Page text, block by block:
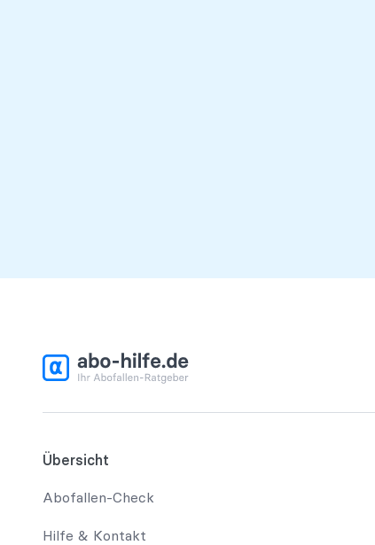
Übersicht
Abofallen-Check
Hilfe & Kontakt